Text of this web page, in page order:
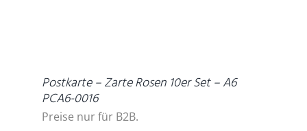
Postkarte – Zarte Rosen 10er Set – A6
PCA6-0016
Preise nur für B2B.